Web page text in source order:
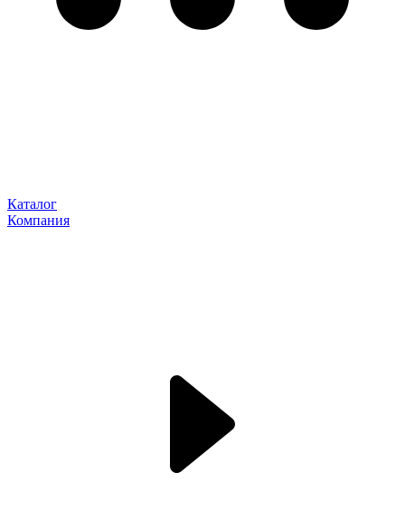
Каталог
Компания